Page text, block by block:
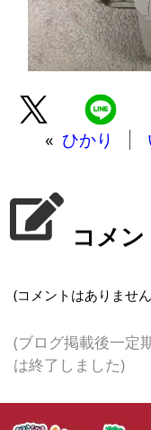
« ひかり
コメン
(コメントはありませ
(ブログ掲載後一定
は終了しました)